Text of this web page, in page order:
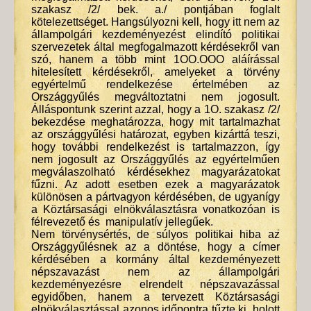
szakasz /2/ bek. a./ pontjában foglalt
kötelezettséget. Hangsúlyozni kell, hogy itt nem az
állampolgári kezdeményezést elindító politikai
szervezetek által megfogalmazott kérdésekről van
szó, hanem a több mint 1OO.OOO aláírással
hitelesített kérdésekről, amelyeket a törvény
egyértelmű rendelkezése értelmében az
Országgyűlés megváltoztatni nem jogosult.
Álláspontunk szerint azzal, hogy a 1O. szakasz /2/
bekezdése meghatározza, hogy mit tartalmazhat
az országgyűlési határozat, egyben kizárttá teszi,
hogy további rendelkezést is tartalmazzon, így
nem jogosult az Országgyűlés az egyértelműen
megválaszolható kérdésekhez magyarázatokat
fűzni. Az adott esetben ezek a magyarázatok
különösen a pártvagyon kérdésében, de ugyanígy
a Köztársasági elnökválasztásra vonatkozóan is
félrevezető és manipulatív jellegűek.
Nem törvénysértés, de súlyos politikai hiba az
Országgyűlésnek az a döntése, hogy a címer
kérdésében a kormány által kezdeményezett
népszavazást nem az állampolgári
kezdeményezésre elrendelt népszavazással
egyidőben, hanem a tervezett Köztársasági